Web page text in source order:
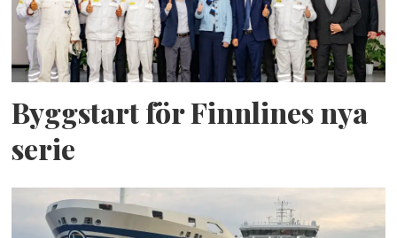
Byggstart för Finnlines nya
serie